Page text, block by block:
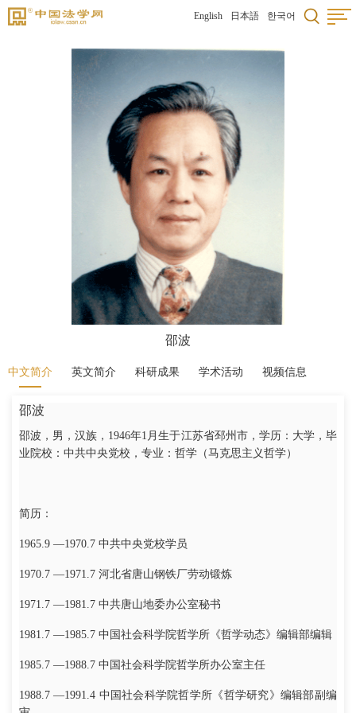
English 日本語 한국어
邵波
中文简介 英文简介 科研成果 学术活动 视频信息
邵波
邵波，男，汉族，1946年1月生于江苏省邳州市，学历：大学，毕
业院校：中共中央党校，专业：哲学（马克思主义哲学）
简历：
1965.9 —1970.7 中共中央党校学员
1970.7 —1971.7 河北省唐山钢铁厂劳动锻炼
1971.7 —1981.7 中共唐山地委办公室秘书
1981.7 —1985.7 中国社会科学院哲学所《哲学动态》编辑部编辑
1985.7 —1988.7 中国社会科学院哲学所办公室主任
1988.7 —1991.4 中国社会科学院哲学所《哲学研究》编辑部副编